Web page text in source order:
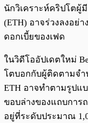
พร้อมเล่น
นักวิเคราะห์คริปโตผู้
(ETH) อาจร่วงลงอย่
ดอกเบี้ยของเฟด
ในวิดีโออัปเดตใหม่
โตบอกกับผู้ติดตามจำ
ETH อาจทำตามรูปแ
ขอบล่างของแถบการ
อยู่ที่ระดับประมาณ